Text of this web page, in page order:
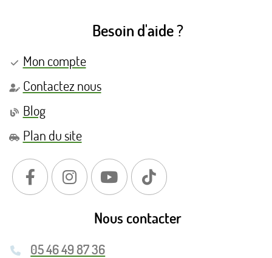
Besoin d'aide ?
Mon compte
Contactez nous
Blog
Plan du site
Nous contacter
05 46 49 87 36